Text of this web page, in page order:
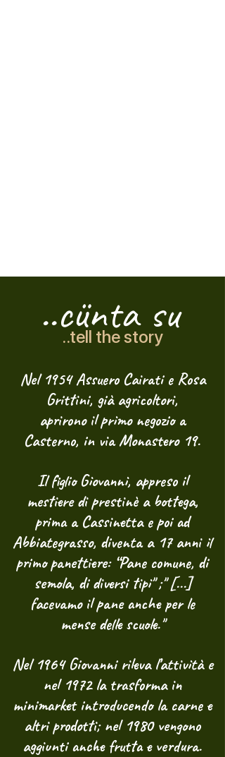
..cünta su
..tell the story
Nel 1954 Assuero Cairati e Rosa
Grittini, già agricoltori,
aprirono il primo negozio a
Casterno, in via Monastero 19.
Il figlio Giovanni, appreso il
mestiere di prestinè a bottega,
prima a Cassinetta e poi ad
Abbiategrasso, diventa a 17 anni il
primo panettiere: “Pane comune, di
semola, di diversi tipi" ;" [...]
facevamo il pane anche per le
mense delle scuole."
Nel 1964 Giovanni rileva l’attività e
nel 1972 la trasforma in
minimarket introducendo la carne e
altri prodotti; nel 1980 vengono
aggiunti anche frutta e verdura.